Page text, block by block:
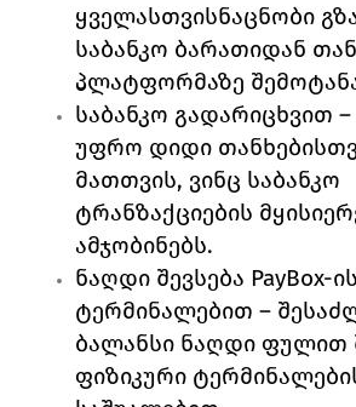
ყველასთვისნაცნობი
საბანკო ბარათიდან
პლატფორმაზე
საბანკო გადარიცხვით
უფრო დიდი
მათთვის, ვინც საბანკო
ტრანზაქციების
ამჯობინებს.
ნაღდი შევსება PayBox-ის
ტერმინალებით –
ბალანსი ნაღდი ფულით
ფიზიკური